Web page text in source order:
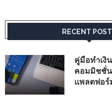
RECENT
คู่มือทำเงิ
คอมมิชชั่น
แพลตฟอร์